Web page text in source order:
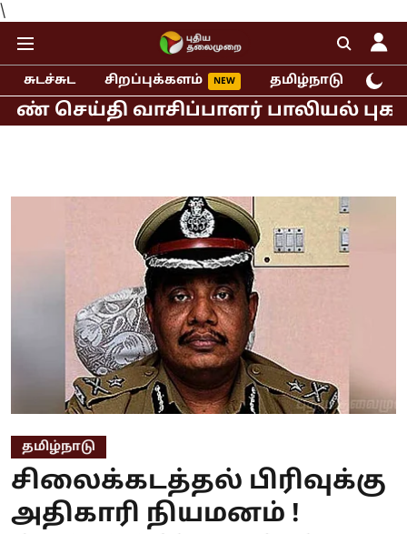
\
சுடச்சுட சிறப்புக்களம் தமிழ்நாடு
வாசிப்பாளர் பாலியல் புகார்!
தமிழ்நாடு
சிலைக்கடத்தல் பிரிவுக்கு
அதிகாரி நியமனம் !